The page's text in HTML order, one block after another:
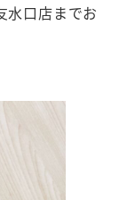
水口店までお